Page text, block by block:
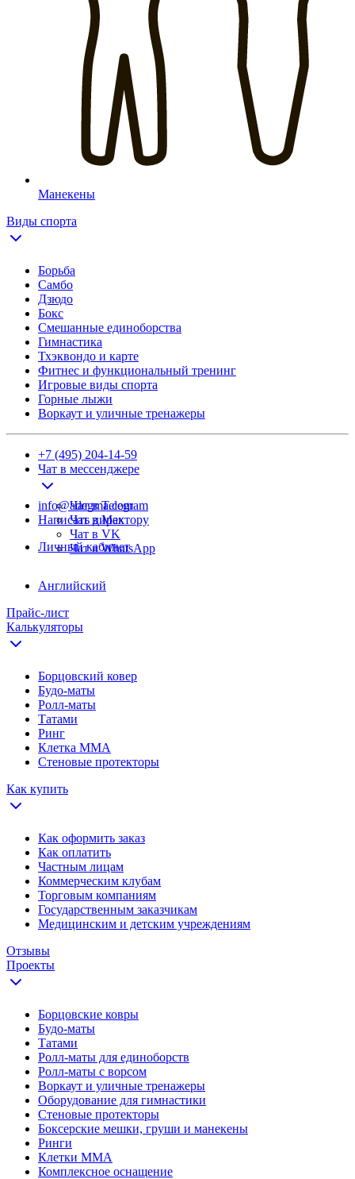
Манекены
Виды спорта
Борьба
Самбо
Дзюдо
Бокс
Смешанные единоборства
Гимнастика
Тхэквондо и карте
Фитнес и функциональный тренинг
Игровые виды спорта
Горные лыжи
Воркаут и уличные тренажеры
+7 (495) 204-14-59
Чат в мессенджере
Чат в Telegram
Чат в Max
Чат в VK
Чат в WhatsApp
info@adegma.com
Написать директору
Личный кабинет
Английский
Прайс-лист
Калькуляторы
Борцовский ковер
Будо-маты
Ролл-маты
Татами
Ринг
Клетка ММА
Стеновые протекторы
Как купить
Как оформить заказ
Как оплатить
Частным лицам
Коммерческим клубам
Торговым компаниям
Государственным заказчикам
Медицинским и детским учреждениям
Отзывы
Проекты
Борцовские ковры
Будо-маты
Татами
Ролл-маты для единоборств
Ролл-маты с ворсом
Воркаут и уличные тренажеры
Оборудование для гимнастики
Стеновые протекторы
Боксерские мешки, груши и манекены
Ринги
Клетки ММА
Комплексное оснащение